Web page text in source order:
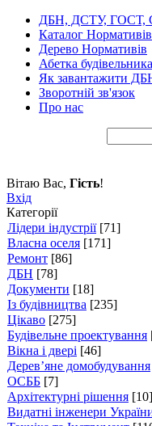
ДБН, ДСТУ, ГОСТ,
Каталог Нормативів
Дерево Нормативів
Абетка будівельника
Як завантажити
Зворотній зв'язок
Про нас
Вітаю Вас, Гість!
Вхід
Категорії
Лідери індустрії [71]
Власна оселя [171]
Ремонт [86]
ДБН [78]
Документи [18]
Із будівництва [235]
Цікаво [275]
Будівельне проектування
Вікна і двері [46]
Дерев’яне домобудування
ОСББ [7]
Архітектурні рішення [10]
Видатні інженери